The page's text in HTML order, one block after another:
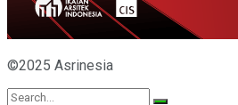
©2025 Asrinesia